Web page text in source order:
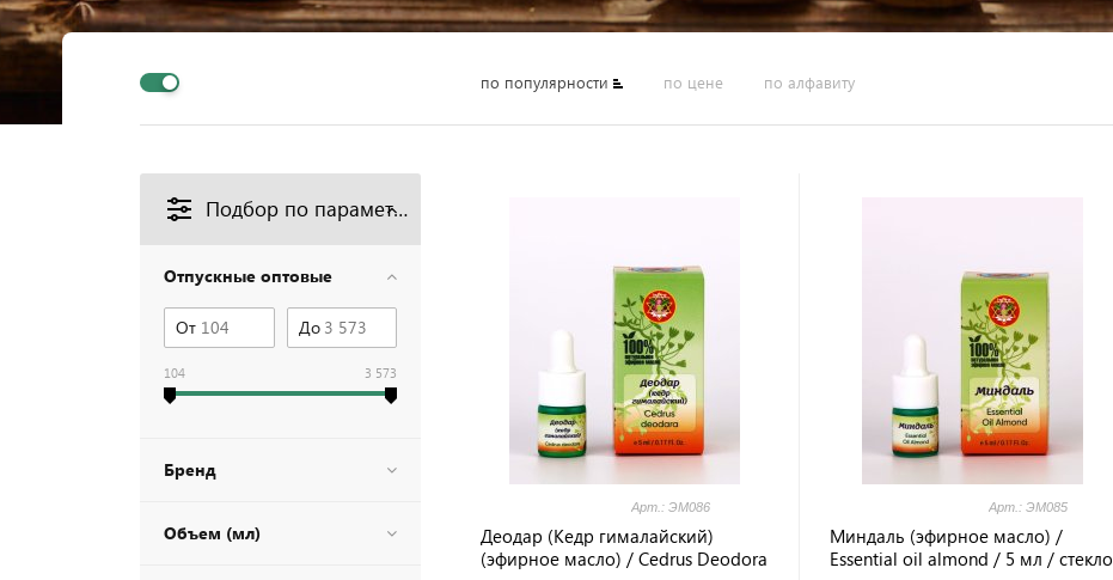
по популярности по цене по алфавиту
Подбор по параметрам
Отпускные оптовые
От До
104 3 573
Бренд
Объем (мл)
Арт.: ЭМ086
Деодар (Кедр гималайский)
(эфирное масло) / Cedrus Deodora
Арт.: ЭМ085
Миндаль (эфирное масло) /
Essential oil almond / 5 мл / стекло